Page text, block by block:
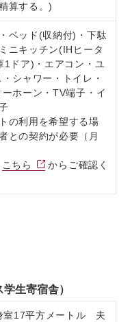
算する。)
ベッド(収納付)・下駄
ニキッチン(IHヒータ
1ドア)・エアコン・ユ
シャワー・トイレ・
ホーン・TV端子・イ
の利用を希望する場
との契約が必要（月
こちら
からご確認く
生寄宿舎）
室17平方メートル 夫